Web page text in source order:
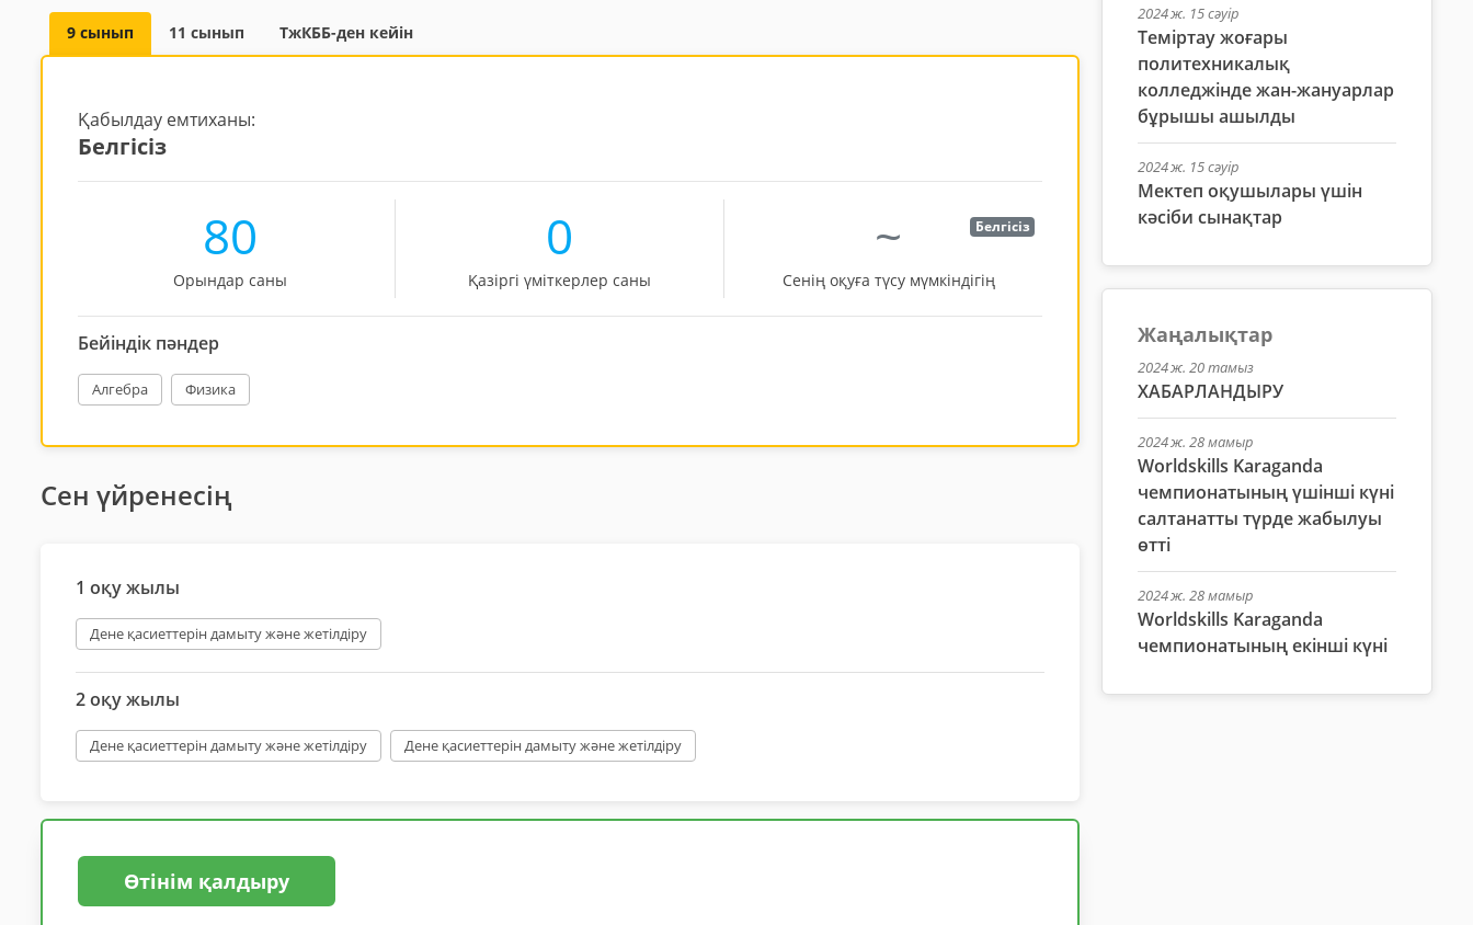
9 сынып 11 сынып ТжКББ-ден кейін
Қабылдау емтиханы:
Белгісіз
80
Орындар саны
0
Қазіргі үміткерлер саны
~
Сенің оқуға түсу мүмкіндігің
Белгісіз
Бейіндік пәндер
Алгебра Физика
Сен үйренесің
1 оқу жылы
Дене қасиеттерін дамыту және жетілдіру
2 оқу жылы
Дене қасиеттерін дамыту және жетілдіру Дене қасиеттерін дамыту және жетілдіру
Өтінім қалдыру
2024 ж. 15 сәуір
Теміртау жоғары
политехникалық
колледжінде жан-жануарлар
бұрышы ашылды
2024 ж. 15 сәуір
Мектеп оқушылары үшін
кәсіби сынақтар
Жаңалықтар
2024 ж. 20 тамыз
ХАБАРЛАНДЫРУ
2024 ж. 28 мамыр
Worldskills Karaganda
чемпионатының үшінші күні
салтанатты түрде жабылуы
өтті
2024 ж. 28 мамыр
Worldskills Karaganda
чемпионатының екінші күні